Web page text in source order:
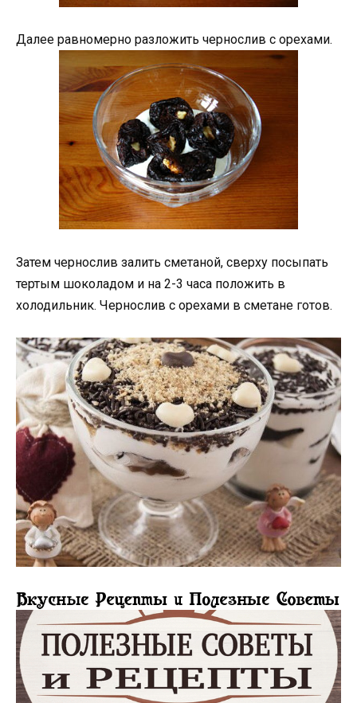
Далее равномерно разложить чернослив с орехами.
Затем чернослив залить сметаной, сверху посыпать
тертым шоколадом и на 2-3 часа положить в
холодильник. Чернослив с орехами в сметане готов.